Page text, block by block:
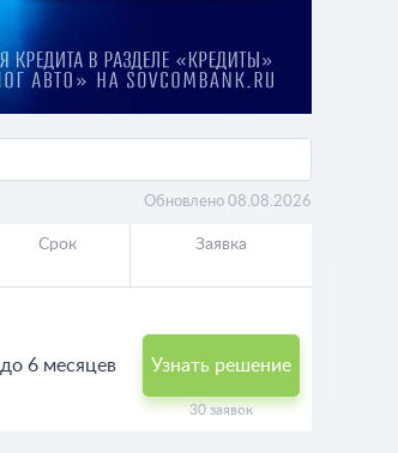
Обновлено 08.08.2026
Срок Заявка
до 6 месяцев Узнать решение
30 заявок